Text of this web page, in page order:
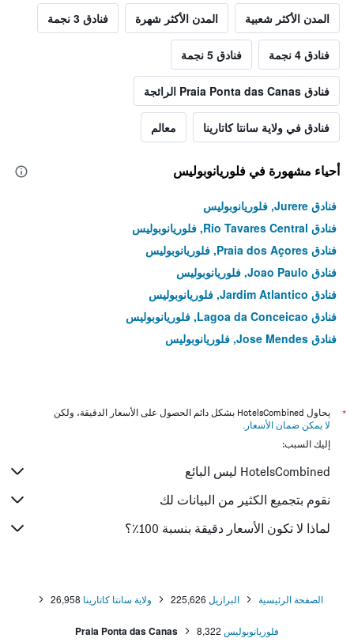
المدن الأكثر شعبية المدن الأكثر شهرة فنادق 3 نجمة
فنادق 4 نجمة فنادق 5 نجمة
فنادق Praia Ponta das Canas الرائجة
فنادق في ولاية سانتا كاتارينا معالم
أحياء مشهورة في فلوريانوبوليس
فنادق Jurere, فلوريانوبوليس
فنادق Rio Tavares Central, فلوريانوبوليس
فنادق Praia dos Açores, فلوريانوبوليس
فنادق Joao Paulo, فلوريانوبوليس
فنادق Jardim Atlantico, فلوريانوبوليس
فنادق Lagoa da Conceicao, فلوريانوبوليس
فنادق Jose Mendes, فلوريانوبوليس
*
يحاول HotelsCombined بشكل دائم الحصول على الأسعار الدقيقة، ولكن
لا يمكن ضمان الأسعار .
إليك السبب:
HotelsCombined ليس البائع
نقوم بتجميع الكثير من البيانات لك
لماذا لا تكون الأسعار دقيقة بنسبة 100٪؟
الصفحة الرئيسية البرازيل 225,626 ولاية سانتا كاتارينا 26,958
فلوريانوبوليس 8,322
Praia Ponta das Canas